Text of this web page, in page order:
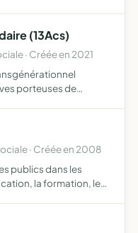
(13Acs)
· Créée en 2021
porteuses de
· Créée en 2008
publics dans les
la formation, les